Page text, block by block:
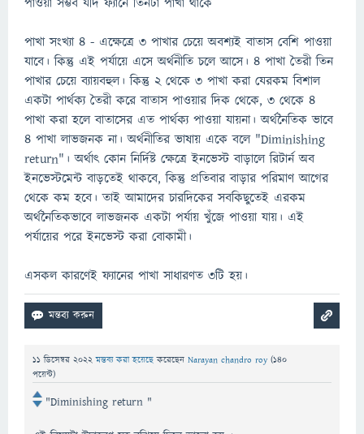
পাখা সংখ্যা ৪ - এক্ষেত্রে ৩ পাখার চেয়ে অবশ্যই বাতাস বেশি পাওয়া
যাবে। কিন্তু এই পর্যায়ে এসে অর্থনীতি চলে আসে। ৪ পাখা তৈরী তিন
পাখার চেয়ে ব্যায়বহুল। কিন্তু ২ থেকে ৩ পাখা করা যেরকম বিশাল
একটা পার্থক্য তৈরী করে বাতাস পাওয়ার দিক থেকে, ৩ থেকে ৪
পাখা করা হলে বাতাসের এত পার্থক্য পাওয়া যায়না। অর্থনৈতিক ভাবে
৪ পাখা লাভজনক না। অর্থনীতির ভাষায় একে বলে "Diminishing
return"। অর্থাৎ কোন নির্দিষ্ট ক্ষেত্রে ইনভেস্ট বাড়ালে রিটার্ন অব
ইনভেস্টমেন্ট বাড়তেই থাকবে, কিন্তু প্রতিবার বাড়ার পরিমাণ আগের
থেকে কম হবে। তাই আমাদের চারদিকের সবকিছুতেই এরকম
অর্থনৈতিকভাবে লাভজনক একটা পর্যায় খুঁজে পাওয়া যায়। এই
পর্যায়ের পরে ইনভেস্ট করা বোকামী।
এসকল কারণেই ফ্যানের পাখা সাধারণত ৩টি হয়।
11 ডিসেম্বর 2022 মন্তব্য করা হয়েছেকরেছেন Narayan chandro roy (140
পয়েন্ট)
"Diminishing return "